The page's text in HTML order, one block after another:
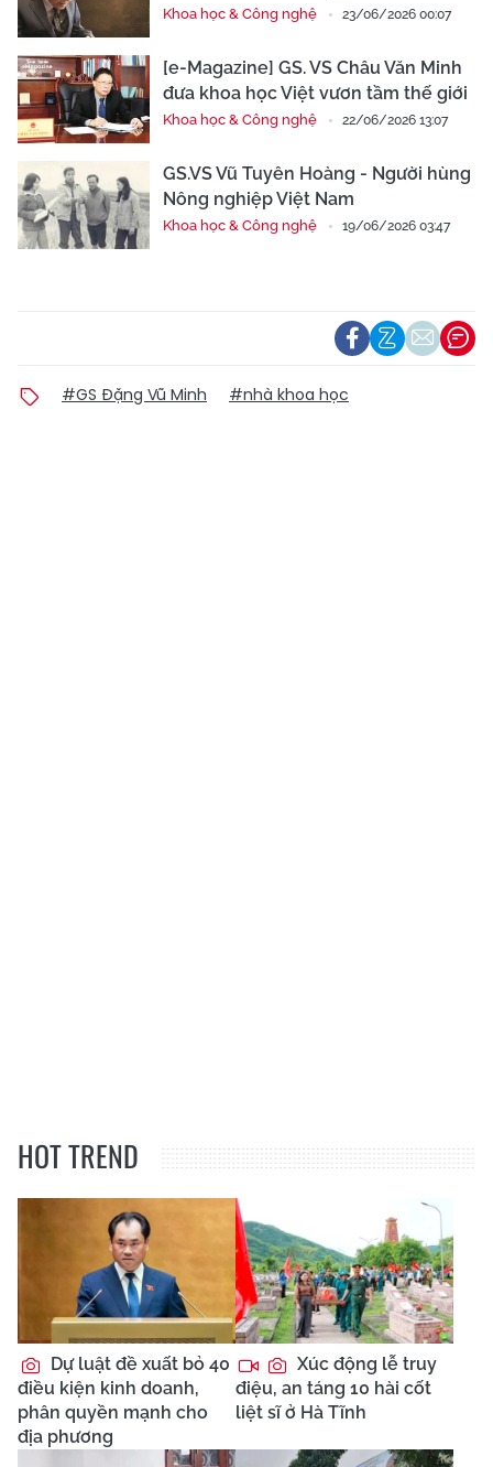
Khoa học & Công nghệ 23/06/2026 00:07
[e-Magazine] GS. VS Châu Văn Minh
đưa khoa học Việt vươn tầm thế giới
Khoa học & Công nghệ 22/06/2026 13:07
GS.VS Vũ Tuyên Hoàng - Người hùng
Nông nghiệp Việt Nam
Khoa học & Công nghệ 19/06/2026 03:47
#GS Đặng Vũ Minh #nhà khoa học
HOT TREND
Dự luật đề xuất bỏ 40
điều kiện kinh doanh,
phân quyền mạnh cho
địa phương
Xúc động lễ truy
điệu, an táng 10 hài cốt
liệt sĩ ở Hà Tĩnh